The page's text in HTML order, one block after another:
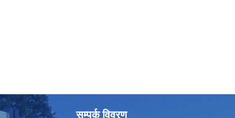
सम्पर्क विवरण